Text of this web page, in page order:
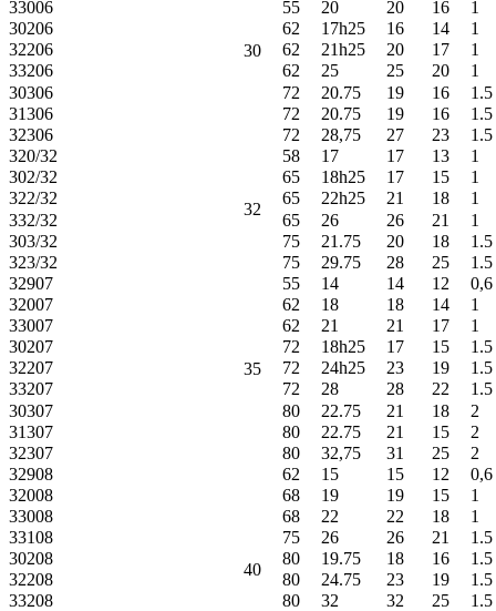
30
33006
55 20 20 16
1
30206
62 17h25 16 14
1
32206
62 21h25 20 17
1
33206
62 25 25 20
1
30306
72 20.75 19 16
1.5
31306
72 20.75 19 16
1.5
32306
72 28,75 27 23
1.5
320/32
32
58 17 17 13
1
302/32
65 18h25 17 15
1
322/32
65 22h25 21 18
1
332/32
65 26 26 21
1
303/32
75 21.75 20 18
1.5
323/32
75 29.75 28 25
1.5
32907
35
55 14 14 12
0,6
32007
62 18 18 14
1
33007
62 21 21 17
1
30207
72 18h25 17 15
1.5
32207
72 24h25 23 19
1.5
33207
72 28 28 22
1.5
30307
80 22.75 21 18
2
31307
80 22.75 21 15
2
32307
80 32,75 31 25
2
32908
40
62 15 15 12
0,6
32008
68 19 19 15
1
33008
68 22 22 18
1
33108
75 26 26 21
1.5
30208
80 19.75 18 16
1.5
32208
80 24.75 23 19
1.5
33208
80 32 32 25
1.5